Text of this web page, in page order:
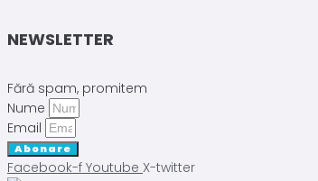
NEWSLETTER
Fără spam, promitem
Nume
Email
Abonare
Facebook-f Youtube X-twitter